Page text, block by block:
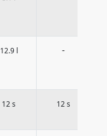
12.9 l -
12 s 12 s